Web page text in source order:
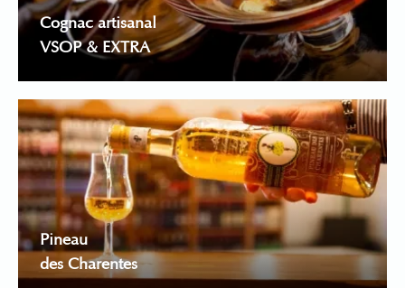
Cognac artisanal
VSOP & EXTRA
Pineau
des Charentes